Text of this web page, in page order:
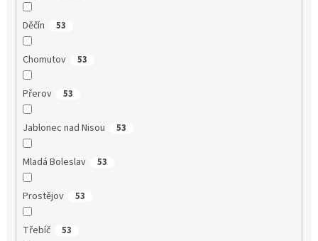
Děčín 53
Chomutov 53
Přerov 53
Jablonec nad Nisou 53
Mladá Boleslav 53
Prostějov 53
Třebíč 53